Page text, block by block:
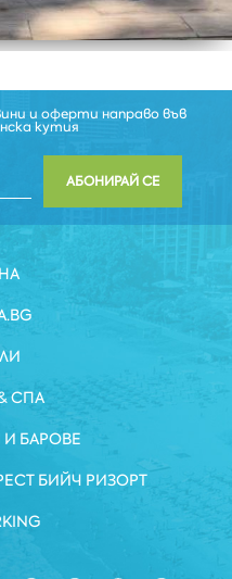
и оферти направо във
кутия
АБОНИРАЙ СЕ
СПА
БАРОВЕ
БИЙЧ РИЗОРТ